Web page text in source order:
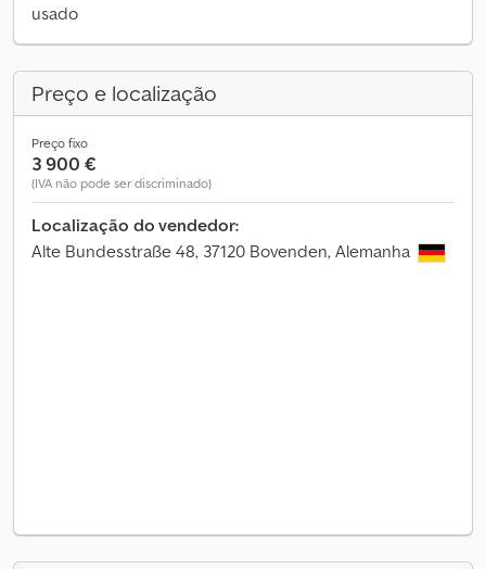
usado
Preço e localização
Preço fixo
3 900 €
(IVA não pode ser discriminado)
Localização do vendedor:
Alte Bundesstraße 48, 37120 Bovenden, Alemanha